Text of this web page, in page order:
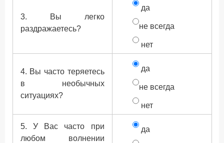
3. Вы легко
раздражаетесь?
да
не всегда
нет
4. Вы часто теряетесь
в необычных
ситуациях?
да
не всегда
нет
5. У Вас часто при
любом волнении
да